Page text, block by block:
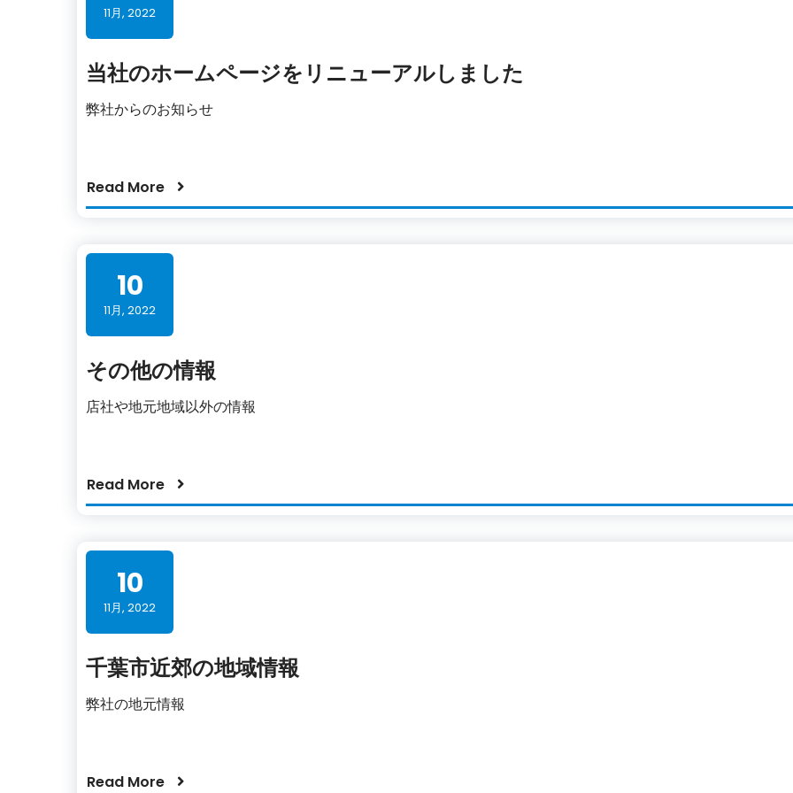
11月, 2022
当社のホームページをリニューアルしました
弊社からのお知らせ
Read More
10
11月, 2022
その他の情報
店社や地元地域以外の情報
Read More
10
11月, 2022
千葉市近郊の地域情報
弊社の地元情報
Read More